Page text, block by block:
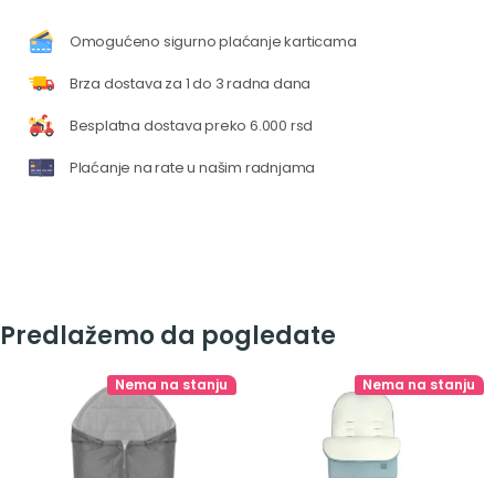
Omogućeno sigurno plaćanje karticama
Brza dostava za 1 do 3 radna dana
Besplatna dostava preko 6.000 rsd
Plaćanje na rate u našim radnjama
Predlažemo da pogledate
Nema na stanju Nema na stanju